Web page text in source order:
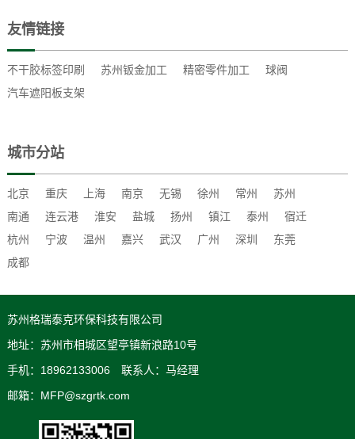
友情链接
不干胶标签印刷 苏州钣金加工 精密零件加工
球阀
汽车遮阳板支架
城市分站
北京 重庆 上海 南京 无锡 徐州 常州
苏州
南通
连云港 淮安 盐城 扬州 镇江 泰州
宿迁
杭州
宁波 温州 嘉兴 武汉 广州 深圳
东莞
成都
苏州格瑞泰克环保科技有限公司
地址：苏州市相城区望亭镇新浪路10号
手机：18962133006 联系人：马经理
邮箱：MFP@szgrtk.com